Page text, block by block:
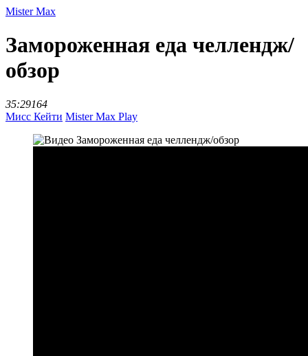
Mister Max
Замороженная еда челлендж/
обзор
35:29164
Мисс Кейти Mister Max Play